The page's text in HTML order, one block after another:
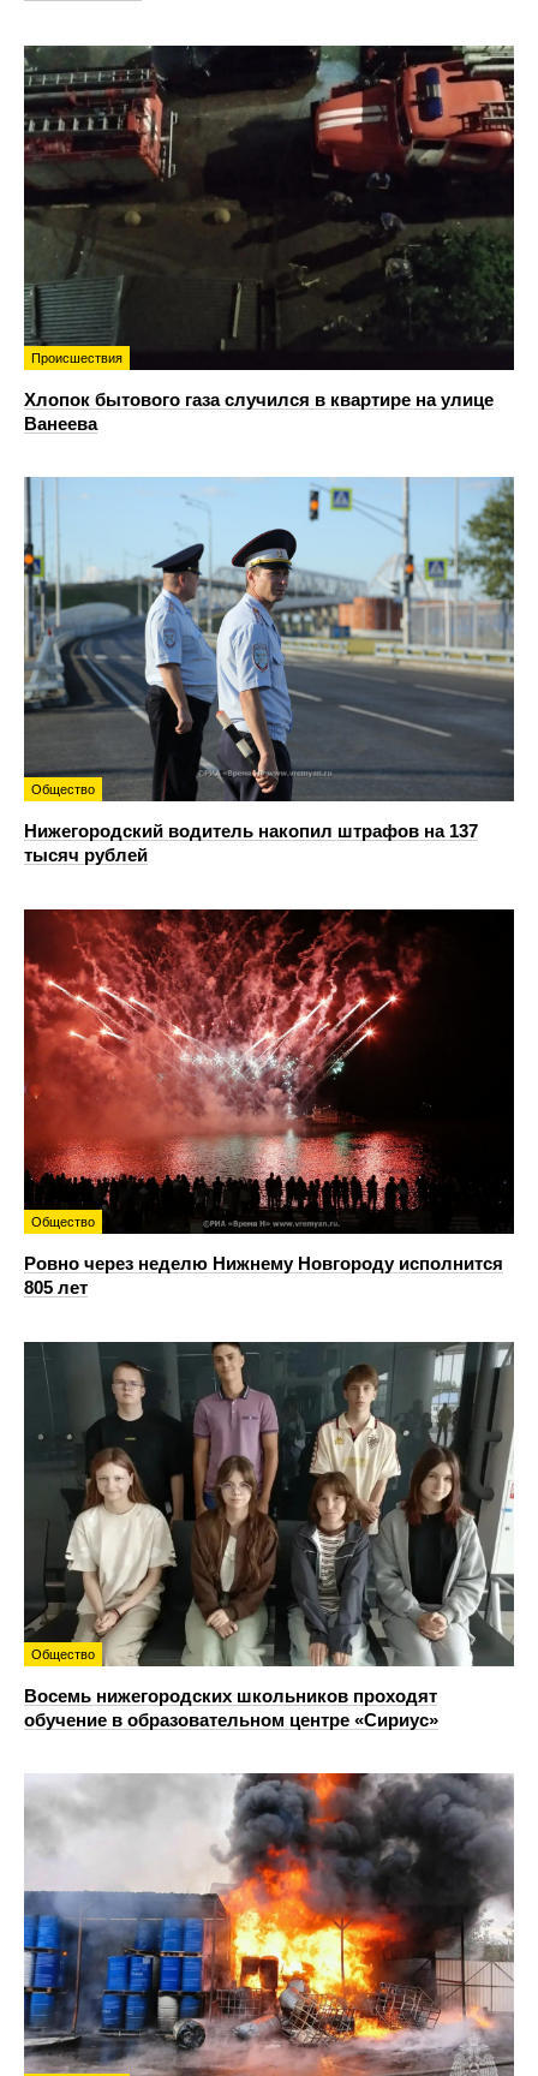
Происшествия
Хлопок бытового газа случился в квартире на улице
Ванеева
Общество
Нижегородский водитель накопил штрафов на 137
тысяч рублей
Общество
Ровно через неделю Нижнему Новгороду исполнится
805 лет
Общество
Восемь нижегородских школьников проходят
обучение в образовательном центре «Сириус»